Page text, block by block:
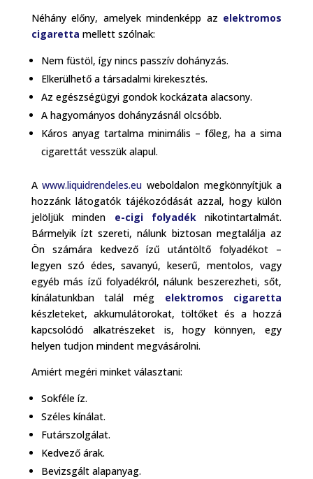
Néhány előny, amelyek mindenképp az elektromos
cigaretta mellett szólnak:
Nem füstöl, így nincs passzív dohányzás.
Elkerülhető a társadalmi kirekesztés.
Az egészségügyi gondok kockázata alacsony.
A hagyományos dohányzásnál olcsóbb.
Káros anyag tartalma minimális – főleg, ha a sima
cigarettát vesszük alapul.
Awww.liquidrendeles.eu weboldalon megkönnyítjük a
hozzánk látogatók tájékozódását azzal, hogy külön
jelöljük minden e-cigi folyadéknikotintartalmát.
Bármelyik ízt szereti, nálunk biztosan megtalálja az
Ön számára kedvező ízű utántöltő folyadékot –
legyen szó édes, savanyú, keserű, mentolos, vagy
egyéb más ízű folyadékról, nálunk beszerezheti, sőt,
kínálatunkban talál még elektromos cigaretta
készleteket, akkumulátorokat, töltőket és a hozzá
kapcsolódó alkatrészeket is, hogy könnyen, egy
helyen tudjon mindent megvásárolni.
Amiért megéri minket választani:
Sokféle íz.
Széles kínálat.
Futárszolgálat.
Kedvező árak.
Bevizsgált alapanyag.